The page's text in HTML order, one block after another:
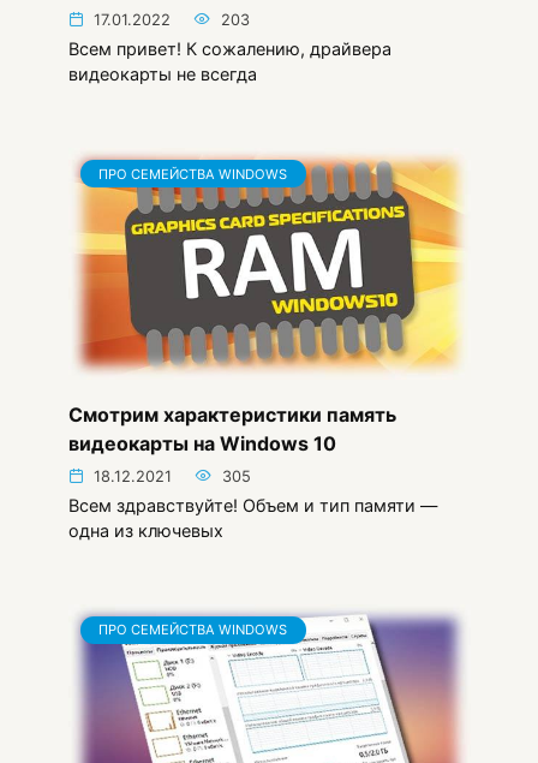
17.01.2022 203
Всем привет! К сожалению, драйвера
видеокарты не всегда
ПРО СЕМЕЙСТВА WINDOWS
Смотрим характеристики память
видеокарты на Windows 10
18.12.2021 305
Всем здравствуйте! Объем и тип памяти —
одна из ключевых
ПРО СЕМЕЙСТВА WINDOWS